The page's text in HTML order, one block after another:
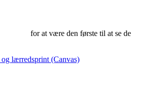
for at være den første til at se de